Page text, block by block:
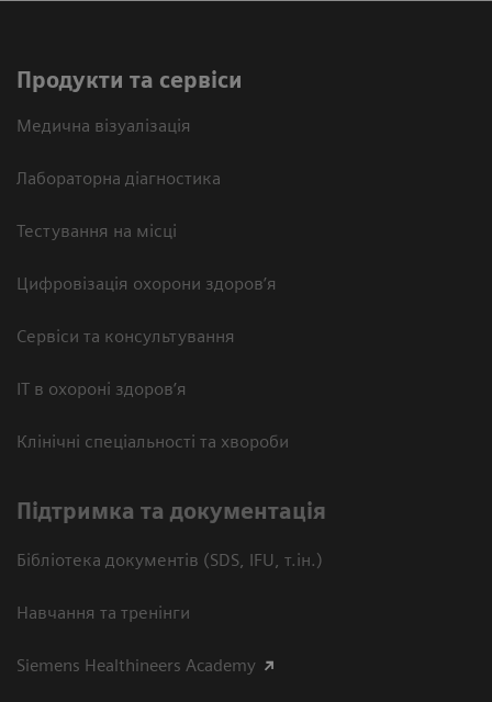
Продукти та сервіси
Медична візуалізація
Лабораторна діагностика
Тестування на місці
Цифровізація охорони здоров’я
Сервіси та консультування
ІТ в охороні здоров’я
Клінічні спеціальності та хвороби
Підтримка та документація
Бібліотека документів (SDS, IFU, т.ін.)
Навчання та тренінги
Siemens Healthineers Academy